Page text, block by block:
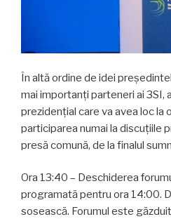
În altă ordine de idei
mai importanți parteneri ai 3SI,
prezidențial care va avea loc la
participarea numai la discuțiile
presă comună, de la finalul
Ora 13:40 – Deschiderea
programată pentru ora 14:00.
sosească. Forumul este